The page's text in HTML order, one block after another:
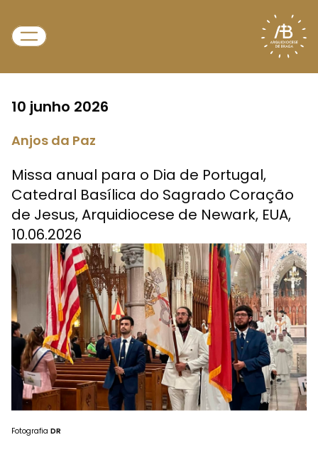
10 junho 2026
Anjos da Paz
Missa anual para o Dia de Portugal,
Catedral Basílica do Sagrado Coração
de Jesus, Arquidiocese de Newark, EUA,
10.06.2026
Fotografia DR